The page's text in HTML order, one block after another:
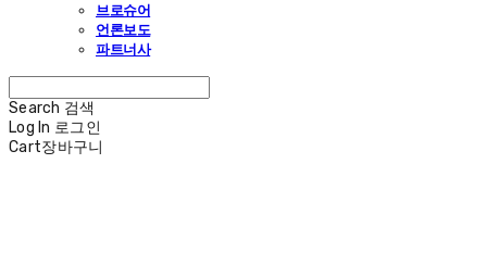
브로슈어
언론보도
파트너사
Search 검색
Log In 로그인
Cart장바구니